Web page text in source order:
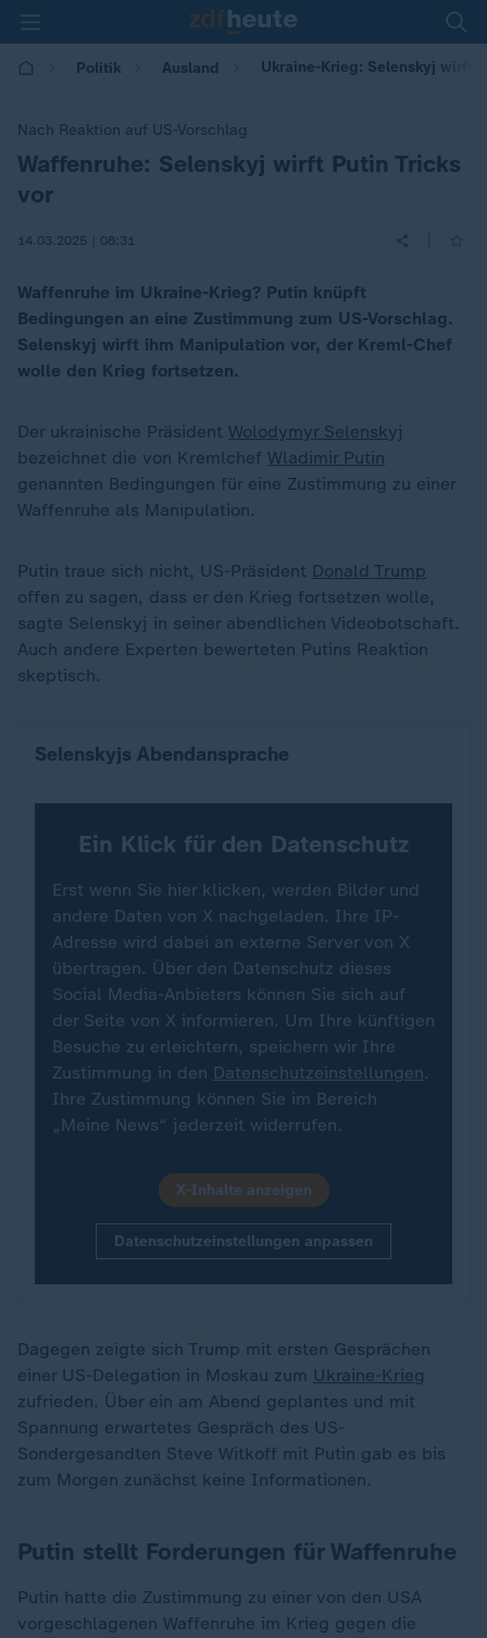
Politik Ausland Ukraine-Krieg: Selenskyj wirft
Nach Reaktion auf US-Vorschlag
:
Waffenruhe: Selenskyj wirft Putin Tricks
vor
14.03.2025 | 08:31
Waffenruhe im Ukraine-Krieg? Putin knüpft
Bedingungen an eine Zustimmung zum US-Vorschlag.
Selenskyj wirft ihm Manipulation vor, der Kreml-Chef
wolle den Krieg fortsetzen.
Der ukrainische Präsident Wolodymyr Selenskyj
bezeichnet die von Kremlchef Wladimir Putin
genannten Bedingungen für eine Zustimmung zu einer
Waffenruhe als Manipulation.
Putin traue sich nicht, US-Präsident Donald Trump
offen zu sagen, dass er den Krieg fortsetzen wolle,
sagte Selenskyj in seiner abendlichen Videobotschaft.
Auch andere Experten bewerteten Putins Reaktion
skeptisch.
Selenskyjs Abendansprache
Ein Klick für den Datenschutz
Erst wenn Sie hier klicken, werden Bilder und
andere Daten von X nachgeladen. Ihre IP-
Adresse wird dabei an externe Server von X
übertragen. Über den Datenschutz dieses
Social Media-Anbieters können Sie sich auf
der Seite von X informieren. Um Ihre künftigen
Besuche zu erleichtern, speichern wir Ihre
Zustimmung in den Datenschutzeinstellungen.
Ihre Zustimmung können Sie im Bereich
„Meine News“ jederzeit widerrufen.
X-Inhalte anzeigen
Datenschutzeinstellungen anpassen
Dagegen zeigte sich Trump mit ersten Gesprächen
einer US-Delegation in Moskau zum Ukraine-Krieg
zufrieden. Über ein am Abend geplantes und mit
Spannung erwartetes Gespräch des US-
Sondergesandten Steve Witkoff mit Putin gab es bis
zum Morgen zunächst keine Informationen.
Putin stellt Forderungen für Waffenruhe
Putin hatte die Zustimmung zu einer von den USA
vorgeschlagenen Waffenruhe im Krieg gegen die